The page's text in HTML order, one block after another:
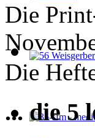
Die
Die
... die 5